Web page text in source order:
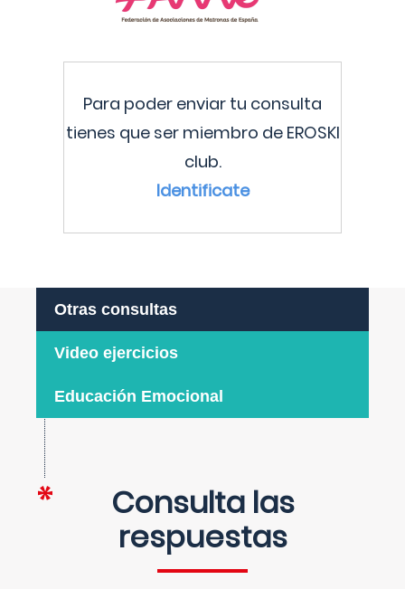
Para poder enviar tu consulta
tienes que ser miembro de EROSKI
club.
Identificate
Otras consultas
Video ejercicios
Educación Emocional
Consulta las
respuestas